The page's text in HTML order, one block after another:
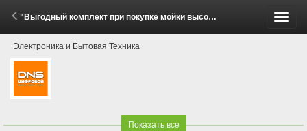
"Выгодный комплект при покупке мойки высокого давления и автошампуня!" (7 Апреля - 14 Мая 2026)
Электроника и Бытовая Техника
Показать все